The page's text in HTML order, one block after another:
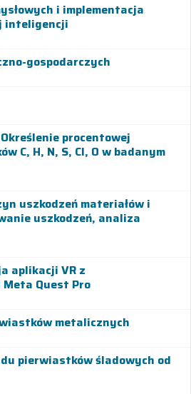
i implementacja
inteligencji
gospodarczych
procentowej
C, H, N, S, Cl, O w badanym
uszkodzeń materiałów i
uszkodzeń, analiza
aplikacji VR z
Quest Pro
metalicznych
pierwiastków śladowych od